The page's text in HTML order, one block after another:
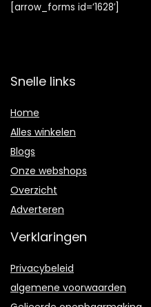
[arrow_forms id=’1628′]
Snelle links
Home
Alles winkelen
Blogs
Onze webshops
Overzicht
Adverteren
Verklaringen
Privacybeleid
algemene voorwaarden